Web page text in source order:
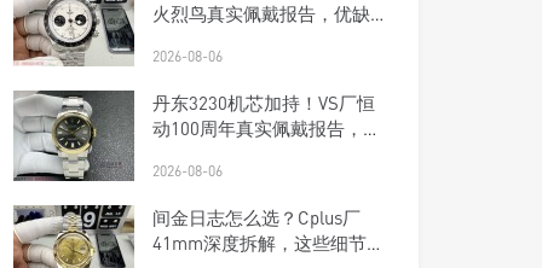
火烈鸟真实佩戴报告，优缺点
2026-08-06
丹东3230机芯加持！VS厂恒
动100周年真实佩戴报告，优
2026-08-06
间金日志怎么选？Cplus厂
41mm深度拆解，这些细节商